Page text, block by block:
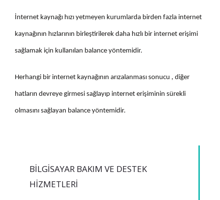
İnternet kaynağı hızı yetmeyen kurumlarda birden fazla internet
kaynağının hızlarının birleştirilerek daha hızlı bir internet erişimi
sağlamak için kullanılan balance yöntemidir.
Herhangi bir internet kaynağının arızalanması sonucu , diğer
hatların devreye girmesi sağlayıp internet erişiminin sürekli
olmasını sağlayan balance yöntemidir.
BILGISAYAR BAKIM VE DESTEK
HIZMETLERI